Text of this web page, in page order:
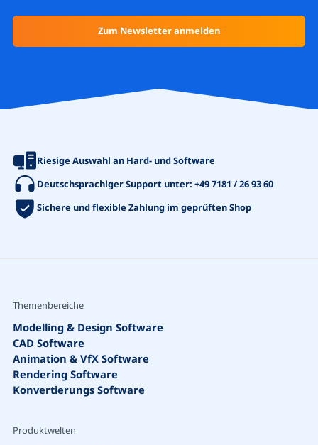
Riesige Auswahl an Hard- und Software
Deutschsprachiger Support unter: +49 7181 / 26 93 60
Sichere und flexible Zahlung im geprüften Shop
Themenbereiche
Modelling & Design Software
CAD Software
Animation & VfX Software
Rendering Software
Konvertierungs Software
Produktwelten